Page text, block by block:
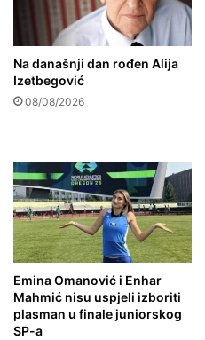
Na današnji dan rođen Alija
Izetbegović
08/08/2026
Emina Omanović i Enhar
Mahmić nisu uspjeli izboriti
plasman u finale juniorskog
SP-a